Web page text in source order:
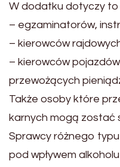
W dodatku dotyczy to
– egzaminatorów,
– kierowców
– kierowców
przewożących
Także osoby które
karnych mogą zostać
Sprawcy różnego
pod wpływem